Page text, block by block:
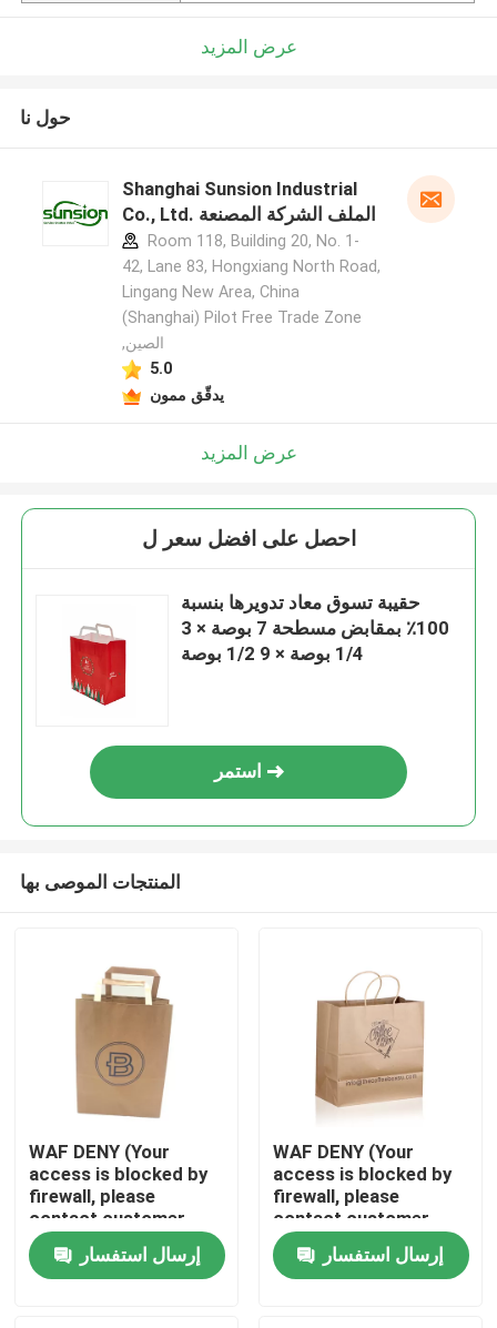
منزل
حول بنا
عرض المزيد
حول نا
Shanghai Sunsion Industrial
Co., Ltd. الملف الشركة المصنعة
Room 118, Building 20, No. 1-
42, Lane 83, Hongxiang North Road,
Lingang New Area, China
(Shanghai) Pilot Free Trade Zone
,الصين
5.0
يدقّق ممون
عرض المزيد
احصل على افضل سعر ل
حقيبة تسوق معاد تدويرها بنسبة
100٪ بمقابض مسطحة 7 بوصة × 3
1/4 بوصة × 9 1/2 بوصة
استمر
المنتجات الموصى بها
WAF DENY (Your
access is blocked by
firewall, please
contact customer
service.)
(10/Aug/2023:00:14:37
+0800 client
إرسال استفسار
WAF DENY (Your
access is blocked by
firewall, please
contact customer
service.)
(10/Aug/2023:00:14:37
+0800 client
إرسال استفسار